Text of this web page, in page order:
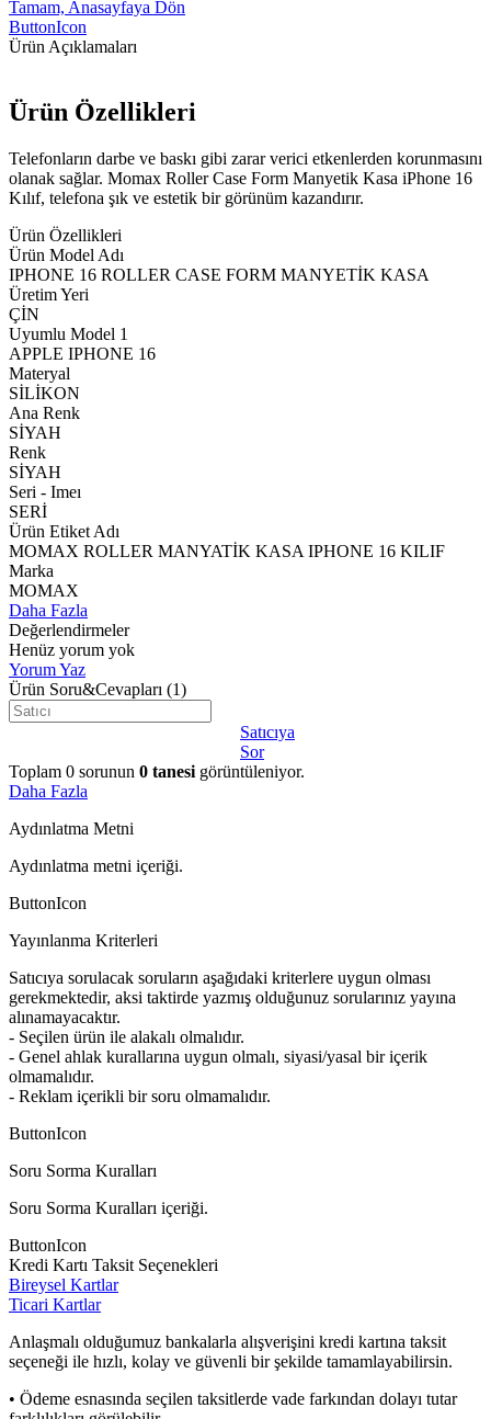
Tamam, Anasayfaya Dön
ButtonIcon
Ürün Açıklamaları
Ürün Özellikleri
Telefonların darbe ve baskı gibi zarar verici etkenlerden korunmasını
olanak sağlar. Momax Roller Case Form Manyetik Kasa iPhone 16
Kılıf, telefona şık ve estetik bir görünüm kazandırır.
Ürün Özellikleri
Ürün Model Adı
IPHONE 16 ROLLER CASE FORM MANYETİK KASA
Üretim Yeri
ÇİN
Uyumlu Model 1
APPLE IPHONE 16
Materyal
SİLİKON
Ana Renk
SİYAH
Renk
SİYAH
Seri - Imeı
SERİ
Ürün Etiket Adı
MOMAX ROLLER MANYATİK KASA IPHONE 16 KILIF
Marka
MOMAX
Daha Fazla
Değerlendirmeler
Henüz yorum yok
Yorum Yaz
Ürün Soru&Cevapları (1)
Satıcıya
Sor
Toplam 0 sorunun 0 tanesi görüntüleniyor.
Daha Fazla
Aydınlatma Metni
Aydınlatma metni içeriği.
ButtonIcon
Yayınlanma Kriterleri
Satıcıya sorulacak soruların aşağıdaki kriterlere uygun olması
gerekmektedir, aksi taktirde yazmış olduğunuz sorularınız yayına
alınamayacaktır.
- Seçilen ürün ile alakalı olmalıdır.
- Genel ahlak kurallarına uygun olmalı, siyasi/yasal bir içerik
olmamalıdır.
- Reklam içerikli bir soru olmamalıdır.
ButtonIcon
Soru Sorma Kuralları
Soru Sorma Kuralları içeriği.
ButtonIcon
Kredi Kartı Taksit Seçenekleri
Bireysel Kartlar
Ticari Kartlar
Anlaşmalı olduğumuz bankalarla alışverişini kredi kartına taksit
seçeneği ile hızlı, kolay ve güvenli bir şekilde tamamlayabilirsin.
• Ödeme esnasında seçilen taksitlerde vade farkından dolayı tutar